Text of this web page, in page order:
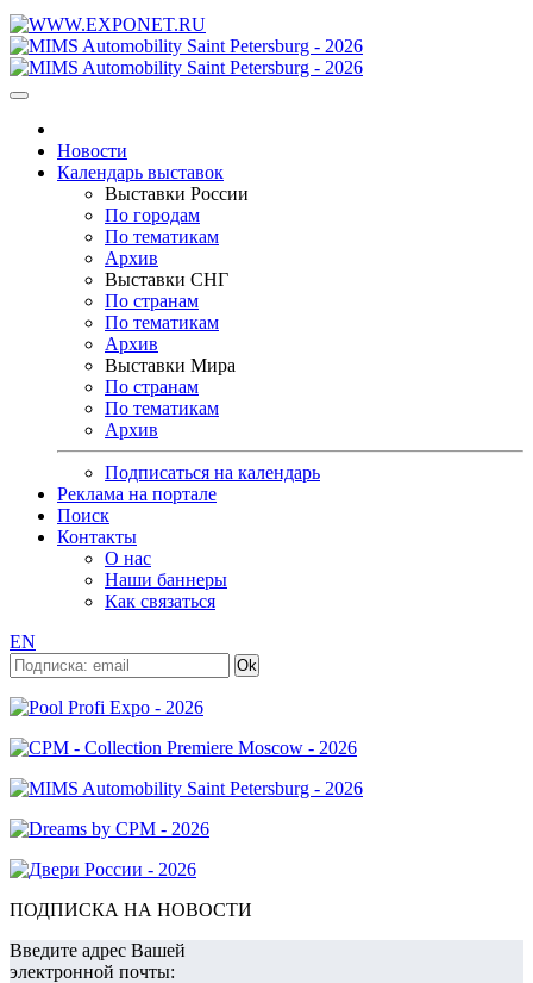
Новости
Календарь выставок
Выставки России
По городам
По тематикам
Архив
Выставки СНГ
По странам
По тематикам
Архив
Выставки Мира
По странам
По тематикам
Архив
Подписаться на календарь
Реклама на портале
Поиск
Контакты
О нас
Наши баннеры
Как связаться
EN
ПОДПИСКА НА НОВОСТИ
Введите адрес Вашей
электронной почты: